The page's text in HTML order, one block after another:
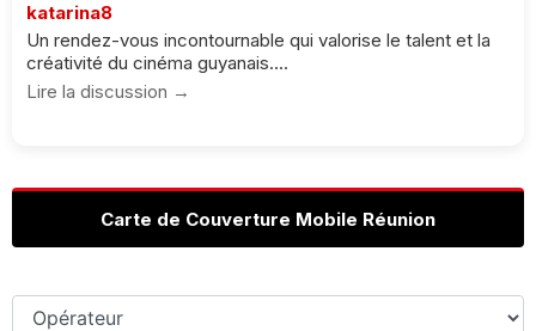
katarina8
Un rendez-vous incontournable qui valorise le talent et la
créativité du cinéma guyanais....
Lire la discussion →
Carte de Couverture Mobile Réunion